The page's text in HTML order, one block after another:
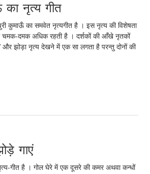
का नृत्य गीत
कुमाऊँ का समवेत नृत्यगीत है । इस नृत्य की विशेषता
चमक-दमक अधिक रहती है । दर्शकों की आँखे नृतकों
और झोड़ा नृत्य देखने में एक सा लगता है परन्तु दोनों की
गाएं
गीत है । गोल घेरे में एक दूसरे की कमर अथवा कन्धों